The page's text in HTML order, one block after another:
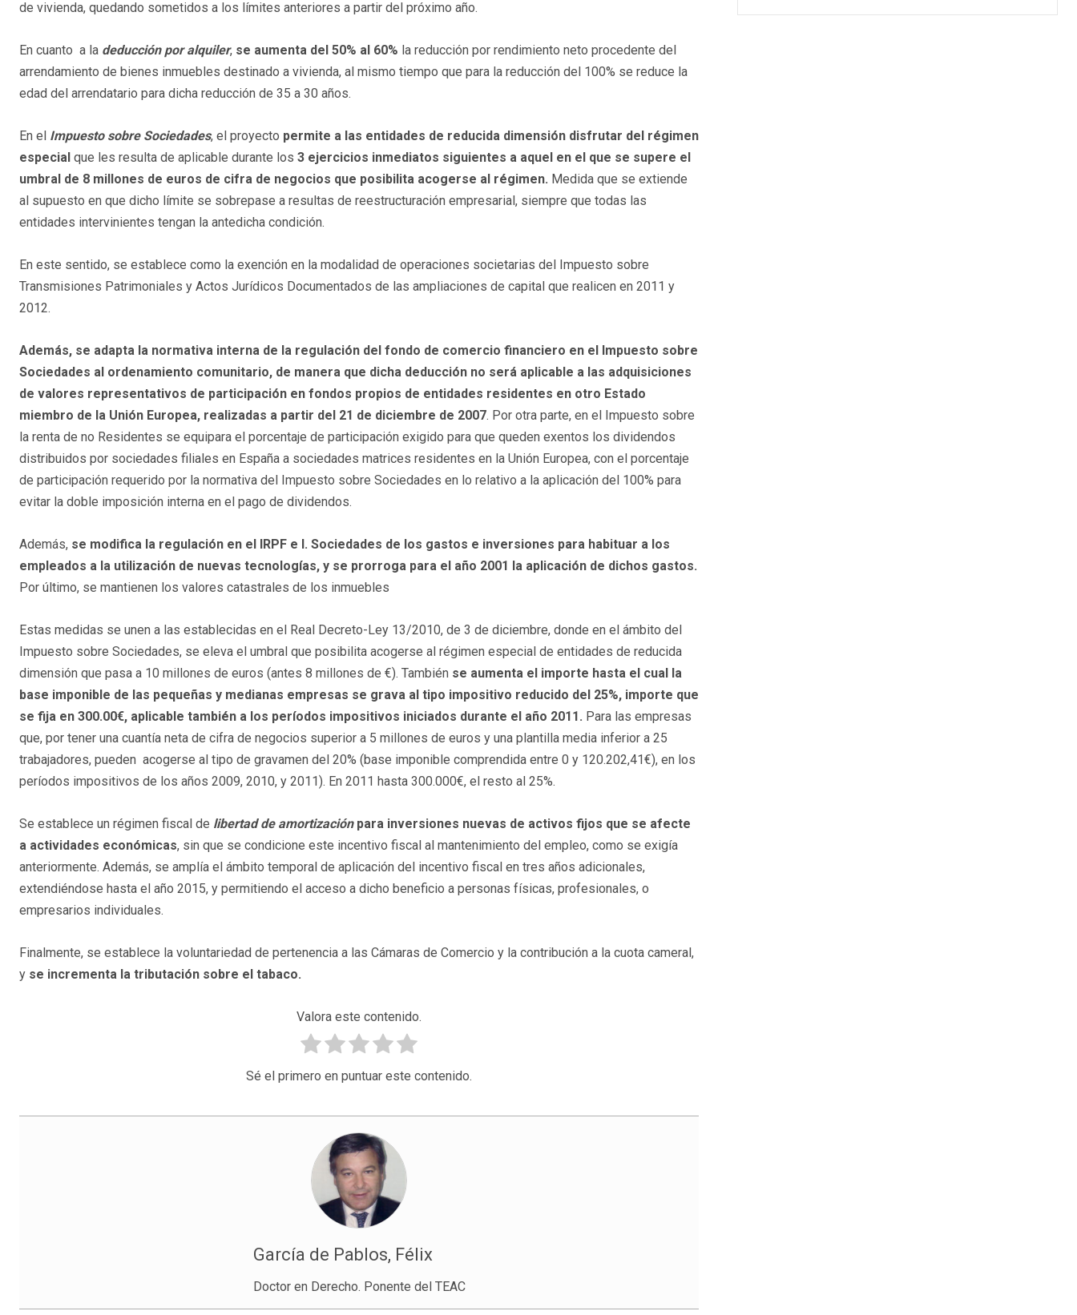
de vivienda, quedando sometidos a los límites anteriores a partir del próximo año.
En cuanto a la deducción por alquiler, se aumenta del 50% al 60% la reducción por rendimiento neto procedente del
arrendamiento de bienes inmuebles destinado a vivienda, al mismo tiempo que para la reducción del 100% se reduce la
edad del arrendatario para dicha reducción de 35 a 30 años.
En el Impuesto sobre Sociedades, el proyecto permite a las entidades de reducida dimensión disfrutar del régimen
especial que les resulta de aplicable durante los 3 ejercicios inmediatos siguientes a aquel en el que se supere el
umbral de 8 millones de euros de cifra de negocios que posibilita acogerse al régimen. Medida que se extiende
al supuesto en que dicho límite se sobrepase a resultas de reestructuración empresarial, siempre que todas las
entidades intervinientes tengan la antedicha condición.
En este sentido, se establece como la exención en la modalidad de operaciones societarias del Impuesto sobre
Transmisiones Patrimoniales y Actos Jurídicos Documentados de las ampliaciones de capital que realicen en 2011 y
2012.
Además, se adapta la normativa interna de la regulación del fondo de comercio financiero en el Impuesto sobre
Sociedades al ordenamiento comunitario, de manera que dicha deducción no será aplicable a las adquisiciones
de valores representativos de participación en fondos propios de entidades residentes en otro Estado
miembro de la Unión Europea, realizadas a partir del 21 de diciembre de 2007. Por otra parte, en el Impuesto sobre
la renta de no Residentes se equipara el porcentaje de participación exigido para que queden exentos los dividendos
distribuidos por sociedades filiales en España a sociedades matrices residentes en la Unión Europea, con el porcentaje
de participación requerido por la normativa del Impuesto sobre Sociedades en lo relativo a la aplicación del 100% para
evitar la doble imposición interna en el pago de dividendos.
Además, se modifica la regulación en el IRPF e I. Sociedades de los gastos e inversiones para habituar a los
empleados a la utilización de nuevas tecnologías, y se prorroga para el año 2001 la aplicación de dichos gastos.
Por último, se mantienen los valores catastrales de los inmuebles
Estas medidas se unen a las establecidas en el Real Decreto-Ley 13/2010, de 3 de diciembre, donde en el ámbito del
Impuesto sobre Sociedades, se eleva el umbral que posibilita acogerse al régimen especial de entidades de reducida
dimensión que pasa a 10 millones de euros (antes 8 millones de €). También se aumenta el importe hasta el cual la
base imponible de las pequeñas y medianas empresas se grava al tipo impositivo reducido del 25%, importe que
se fija en 300.00€, aplicable también a los períodos impositivos iniciados durante el año 2011. Para las empresas
que, por tener una cuantía neta de cifra de negocios superior a 5 millones de euros y una plantilla media inferior a 25
trabajadores, pueden acogerse al tipo de gravamen del 20% (base imponible comprendida entre 0 y 120.202,41€), en los
períodos impositivos de los años 2009, 2010, y 2011). En 2011 hasta 300.000€, el resto al 25%.
Se establece un régimen fiscal de libertad de amortizaciónpara inversiones nuevas de activos fijos que se afecte
a actividades económicas, sin que se condicione este incentivo fiscal al mantenimiento del empleo, como se exigía
anteriormente. Además, se amplía el ámbito temporal de aplicación del incentivo fiscal en tres años adicionales,
extendiéndose hasta el año 2015, y permitiendo el acceso a dicho beneficio a personas físicas, profesionales, o
empresarios individuales.
Finalmente, se establece la voluntariedad de pertenencia a las Cámaras de Comercio y la contribución a la cuota cameral,
y se incrementa la tributación sobre el tabaco.
Valora este contenido.
Sé el primero en puntuar este contenido.
García de Pablos, Félix
Doctor en Derecho. Ponente del TEAC